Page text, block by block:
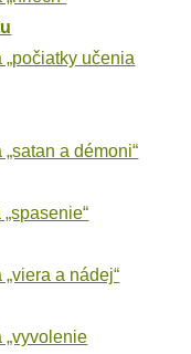
uče­nia
a démoni“
a nádej“
„vyvo­le­nie